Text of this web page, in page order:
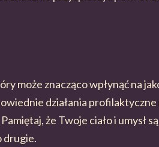
może znacząco wpłynąć na
działania
że Twoje ciało i umysł
drugie.